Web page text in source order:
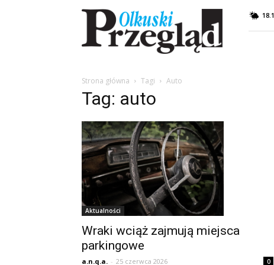
Przegląd
Olkuski
18.1
Strona główna Tagi Auto
Tag: auto
Aktualności
Wraki wciąż zajmują miejsca
parkingowe
a.n.q.a. - 25 czerwca 2026 0